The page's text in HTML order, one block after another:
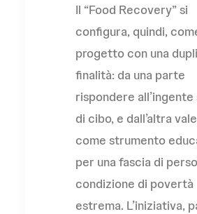
Il “Food Recovery” si
configura, quindi,
progetto con una
finalità: da una parte
rispondere
di cibo, e dall’altra
come strumento
per una fascia di
condizione di povertà
estrema. L’iniziativa,